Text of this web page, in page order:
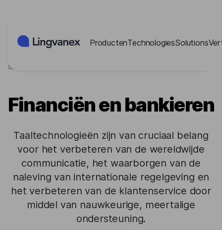
ProductenTechnologiesSolutions
Financiën en bankieren
Taaltechnologieën zijn van cruciaal belang
voor het verbeteren van de wereldwijde
communicatie, het waarborgen van de
naleving van internationale regelgeving en
het verbeteren van de klantenservice door
middel van nauwkeurige, meertalige
ondersteuning.